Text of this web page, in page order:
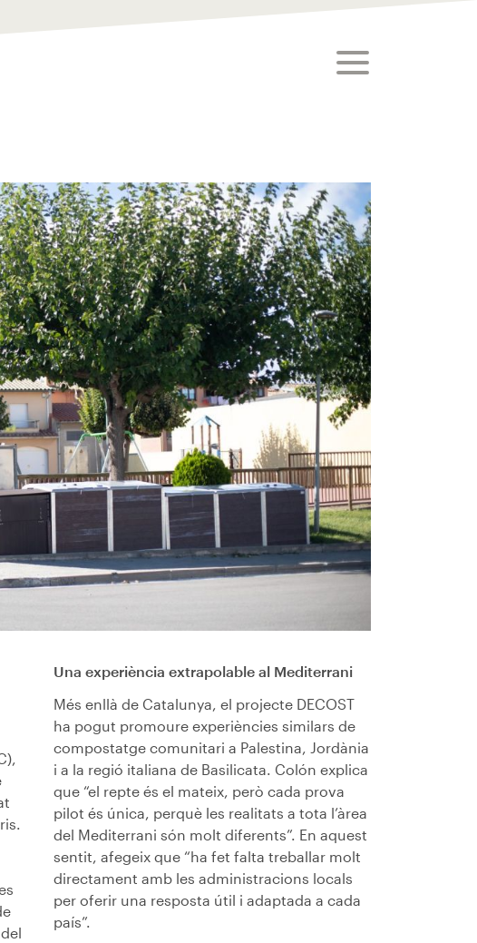
toggle menu
Una experiència extrapolable al Mediterrani
Més enllà de Catalunya, el projecte DECOST
ha pogut promoure experiències similars de
compostatge comunitari a Palestina, Jordània
i a la regió italiana de Basilicata. Colón explica
que “el repte és el mateix, però cada prova
pilot és única, perquè les realitats a tota l’àrea
del Mediterrani són molt diferents”. En aquest
sentit, afegeix que “ha fet falta treballar molt
directament amb les administracions locals
per oferir una resposta útil i adaptada a cada
país”.